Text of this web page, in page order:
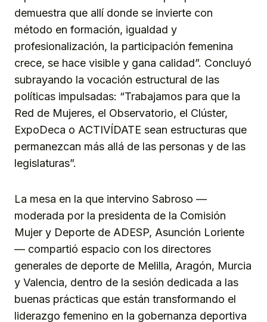
demuestra que allí donde se invierte con
método en formación, igualdad y
profesionalización, la participación femenina
crece, se hace visible y gana calidad”. Concluyó
subrayando la vocación estructural de las
políticas impulsadas: “Trabajamos para que la
Red de Mujeres, el Observatorio, el Clúster,
ExpoDeca o ACTIVÍDATE sean estructuras que
permanezcan más allá de las personas y de las
legislaturas”.
La mesa en la que intervino Sabroso —
moderada por la presidenta de la Comisión
Mujer y Deporte de ADESP, Asunción Loriente
— compartió espacio con los directores
generales de deporte de Melilla, Aragón, Murcia
y Valencia, dentro de la sesión dedicada a las
buenas prácticas que están transformando el
liderazgo femenino en la gobernanza deportiva